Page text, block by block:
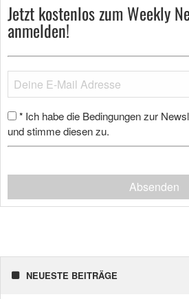
Jetzt kostenlos zum Weekly
anmelden!
* Ich habe die Bedingungen zur
und stimme diesen zu.
Absenden
NEUESTE BEITRÄGE